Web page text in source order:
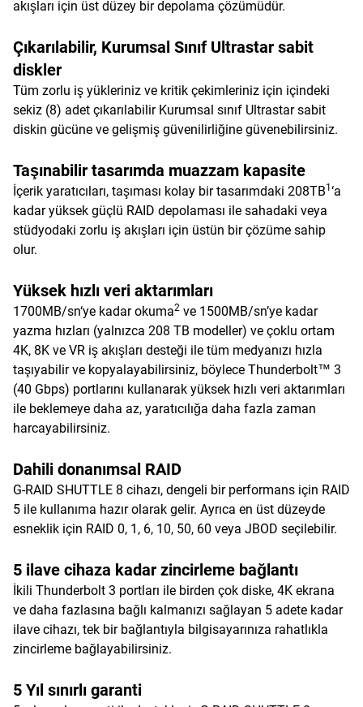
akışları için üst düzey bir depolama çözümüdür.
Çıkarılabilir, Kurumsal Sınıf Ultrastar sabit
diskler
Tüm zorlu iş yükleriniz ve kritik çekimleriniz için içindeki
sekiz (8) adet çıkarılabilir Kurumsal sınıf Ultrastar sabit
diskin gücüne ve gelişmiş güvenilirliğine güvenebilirsiniz.
Taşınabilir tasarımda muazzam kapasite
İçerik yaratıcıları, taşıması kolay bir tasarımdaki 208TB1 ‘a
kadar yüksek güçlü RAID depolaması ile sahadaki veya
stüdyodaki zorlu iş akışları için üstün bir çözüme sahip
olur.
Yüksek hızlı veri aktarımları
1700MB/sn‘ye kadar okuma2 ve 1500MB/sn’ye kadar
yazma hızları (yalnızca 208 TB modeller) ve çoklu ortam
4K, 8K ve VR iş akışları desteği ile tüm medyanızı hızla
taşıyabilir ve kopyalayabilirsiniz, böylece Thunderbolt™ 3
(40 Gbps) portlarını kullanarak yüksek hızlı veri aktarımları
ile beklemeye daha az, yaratıcılığa daha fazla zaman
harcayabilirsiniz.
Dahili donanımsal RAID
G-RAID SHUTTLE 8 cihazı, dengeli bir performans için RAID
5 ile kullanıma hazır olarak gelir. Ayrıca en üst düzeyde
esneklik için RAID 0, 1, 6, 10, 50, 60 veya JBOD seçilebilir.
5 ilave cihaza kadar zincirleme bağlantı
İkili Thunderbolt 3 portları ile birden çok diske, 4K ekrana
ve daha fazlasına bağlı kalmanızı sağlayan 5 adete kadar
ilave cihazı, tek bir bağlantıyla bilgisayarınıza rahatlıkla
zincirleme bağlayabilirsiniz.
5 Yıl sınırlı garanti